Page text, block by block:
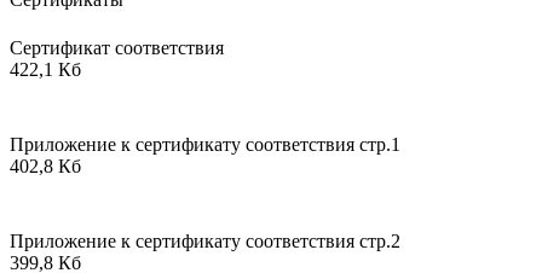
Сертификат соответствия
422,1 Кб
Приложение к сертификату соответствия стр.1
402,8 Кб
Приложение к сертификату соответствия стр.2
399,8 Кб